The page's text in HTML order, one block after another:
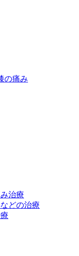
の痛み
治療
どの治療